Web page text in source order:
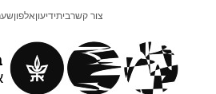
צור קשרביתידיעוןאלפון